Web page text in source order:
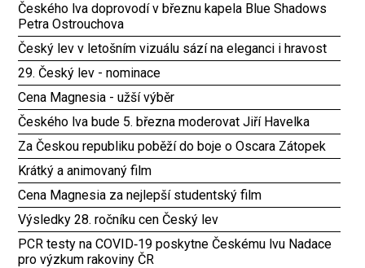
Českého lva doprovodí v březnu kapela Blue Shadows
Petra Ostrouchova
Český lev v letošním vizuálu sází na eleganci i hravost
29. Český lev - nominace
Cena Magnesia - užší výběr
Českého lva bude 5. března moderovat Jiří Havelka
Za Českou republiku poběží do boje o Oscara Zátopek
Krátký a animovaný film
Cena Magnesia za nejlepší studentský film
Výsledky 28. ročníku cen Český lev
PCR testy na COVID‑19 poskytne Českému lvu Nadace
pro výzkum rakoviny ČR